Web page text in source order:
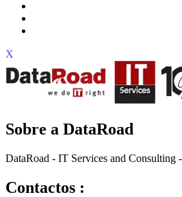
X
Sobre a DataRoad
DataRoad - IT Services and Consulting
Contactos :